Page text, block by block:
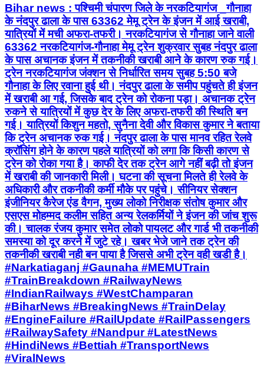
Bihar news : पश्चिमी चंपारण जिले के नरकटियागंज _गौनाहा
के नंदपुर ढाला के पास 63362 मेमू ट्रेन के इंजन में आई खराबी,
यात्रियों में मची अफरा-तफरी। नरकटियागंज से गौनाहा जाने वाली
63362 नरकटियागंज-गौनाहा मेमू ट्रेन शुक्रवार सुबह नंदपुर ढाला
के पास अचानक इंजन में तकनीकी खराबी आने के कारण रुक गई।
ट्रेन नरकटियागंज जंक्शन से निर्धारित समय सुबह 5:50 बजे
गौनाहा के लिए रवाना हुई थी। नंदपुर ढाला के समीप पहुंचते ही इंजन
में खराबी आ गई, जिसके बाद ट्रेन को रोकना पड़ा। अचानक ट्रेन
रुकने से यात्रियों में कुछ देर के लिए अफरा-तफरी की स्थिति बन
गई। यात्रियों किशुन महतो, सुनैना देवी और विकास कुमार ने बताया
कि ट्रेन अचानक रुक गई। नंदपुर ढाला के पास मानव रहित रेलवे
क्रॉसिंग होने के कारण पहले यात्रियों को लगा कि किसी कारण से
ट्रेन को रोका गया है। काफी देर तक ट्रेन आगे नहीं बढ़ी तो इंजन
में खराबी की जानकारी मिली। घटना की सूचना मिलते ही रेलवे के
अधिकारी और तकनीकी कर्मी मौके पर पहुंचे। सीनियर सेक्शन
इंजीनियर कैरेज एंड वैगन, मुख्य लोको निरीक्षक संतोष कुमार और
एसएस मोहम्मद कलीम सहित अन्य रेलकर्मियों ने इंजन की जांच शुरू
की। चालक रंजय कुमार समेत लोको पायलट और गार्ड भी तकनीकी
समस्या को दूर करने में जुटे रहे। खबर भेजे जाने तक ट्रेन की
तकनीकी खराबी नही बन पाया है जिससे अभी ट्रेन वही खडी है।
#Narkatiaganj #Gaunaha #MEMUTrain
#TrainBreakdown #RailwayNews
#IndianRailways #WestChamparan
#BiharNews #BreakingNews #TrainDelay
#EngineFailure #RailUpdate #RailPassengers
#RailwaySafety #Nandpur #LatestNews
#HindiNews #Bettiah #TransportNews
#ViralNews